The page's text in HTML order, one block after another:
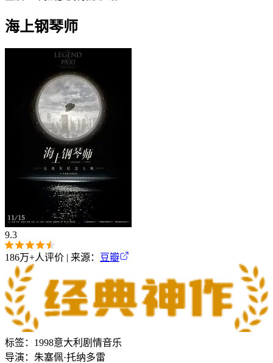
海上钢琴师
9.3
186万+人评价 | 来源： 豆瓣
标签： 1998意大利 剧情音乐
导演： 朱塞佩·托纳多雷